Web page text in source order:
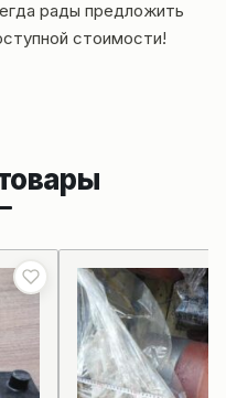
рады предложить
стоимости!